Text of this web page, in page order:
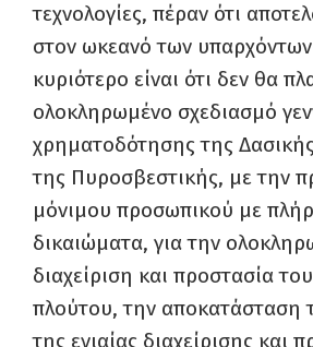
τεχνολογίες, πέραν ότι
στον ωκεανό των
κυριότερο είναι ότι δεν θα
ολοκληρωμένο σχεδιασμό
χρηματοδότησης της
της Πυροσβεστικής, με την
μόνιμου προσωπικού με
δικαιώματα, για την
διαχείριση και προστασία
πλούτου, την αποκατάσταση
της ενιαίας διαχείρισης και